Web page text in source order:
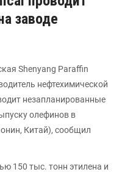
заводе
Shenyang Paraffin
нефтехимической
незапланированные
олефинов в
Китай), сообщил
150 тыс. тонн этилена и